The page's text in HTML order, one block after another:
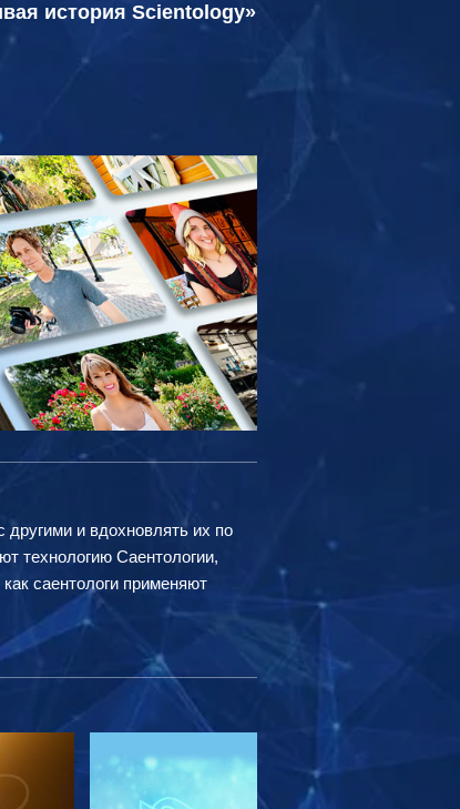
история Scientology»
другими и вдохновлять их по
технологию Саентологии,
саентологи применяют